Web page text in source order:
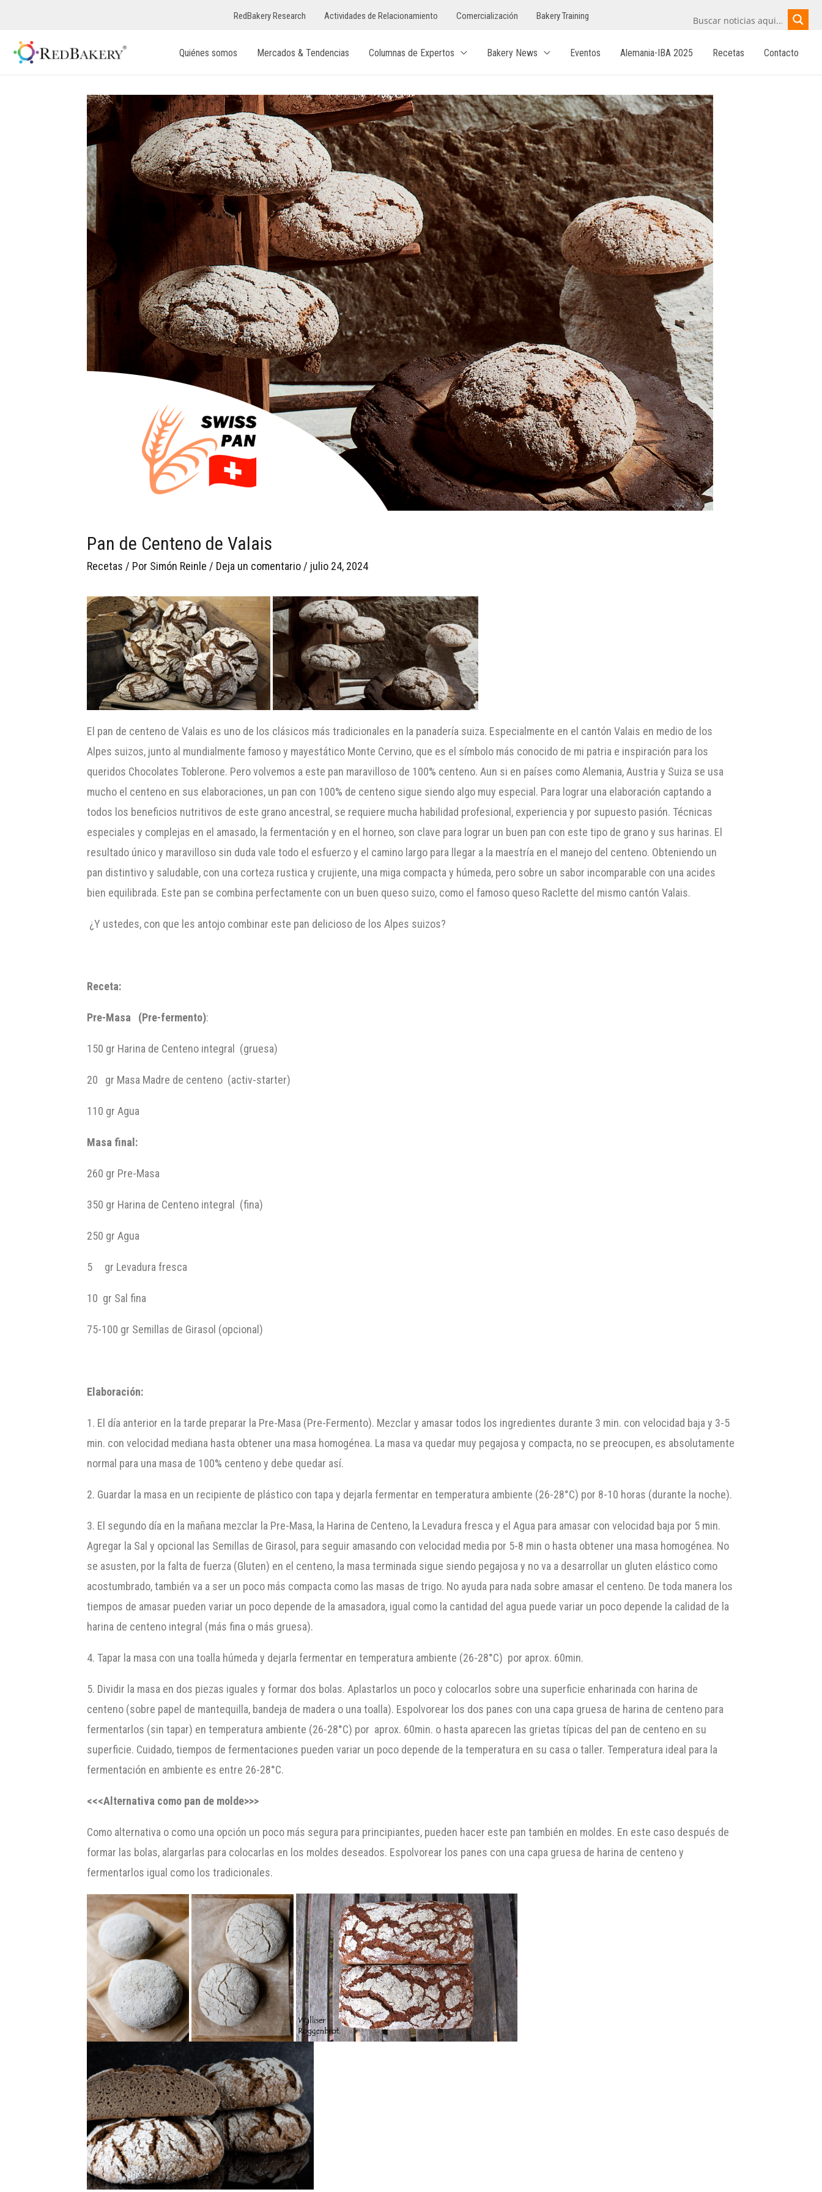
RedBakery Research Actividades de Relacionamiento Comercialización Bakery Training
Quiénes somos Mercados & Tendencias Columnas de Expertos Bakery News Eventos Alemania-IBA 2025 Recetas Contacto
Pan de Centeno de Valais
Recetas / Por Simón Reinle / Deja un comentario / julio 24, 2024
El pan de centeno de Valais es uno de los clásicos más tradicionales en la panadería suiza. Especialmente en el cantón Valais en medio de los
Alpes suizos, junto al mundialmente famoso y mayestático Monte Cervino, que es el símbolo más conocido de mi patria e inspiración para los
queridos Chocolates Toblerone. Pero volvemos a este pan maravilloso de 100% centeno. Aun si en países como Alemania, Austria y Suiza se usa
mucho el centeno en sus elaboraciones, un pan con 100% de centeno sigue siendo algo muy especial. Para lograr una elaboración captando a
todos los beneficios nutritivos de este grano ancestral, se requiere mucha habilidad profesional, experiencia y por supuesto pasión. Técnicas
especiales y complejas en el amasado, la fermentación y en el horneo, son clave para lograr un buen pan con este tipo de grano y sus harinas. El
resultado único y maravilloso sin duda vale todo el esfuerzo y el camino largo para llegar a la maestría en el manejo del centeno. Obteniendo un
pan distintivo y saludable, con una corteza rustica y crujiente, una miga compacta y húmeda, pero sobre un sabor incomparable con una acides
bien equilibrada. Este pan se combina perfectamente con un buen queso suizo, como el famoso queso Raclette del mismo cantón Valais.
¿Y ustedes, con que les antojo combinar este pan delicioso de los Alpes suizos?
Receta:
Pre-Masa (Pre-fermento):
150 gr Harina de Centeno integral (gruesa)
20 gr Masa Madre de centeno (activ-starter)
110 gr Agua
Masa final:
260 gr Pre-Masa
350 gr Harina de Centeno integral (fina)
250 gr Agua
5 gr Levadura fresca
10 gr Sal fina
75-100 gr Semillas de Girasol (opcional)
Elaboración:
1. El día anterior en la tarde preparar la Pre-Masa (Pre-Fermento). Mezclar y amasar todos los ingredientes durante 3 min. con velocidad baja y 3-5
min. con velocidad mediana hasta obtener una masa homogénea. La masa va quedar muy pegajosa y compacta, no se preocupen, es absolutamente
normal para una masa de 100% centeno y debe quedar así.
2. Guardar la masa en un recipiente de plástico con tapa y dejarla fermentar en temperatura ambiente (26-28°C) por 8-10 horas (durante la noche).
3. El segundo día en la mañana mezclar la Pre-Masa, la Harina de Centeno, la Levadura fresca y el Agua para amasar con velocidad baja por 5 min.
Agregar la Sal y opcional las Semillas de Girasol, para seguir amasando con velocidad media por 5-8 min o hasta obtener una masa homogénea. No
se asusten, por la falta de fuerza (Gluten) en el centeno, la masa terminada sigue siendo pegajosa y no va a desarrollar un gluten elástico como
acostumbrado, también va a ser un poco más compacta como las masas de trigo. No ayuda para nada sobre amasar el centeno. De toda manera los
tiempos de amasar pueden variar un poco depende de la amasadora, igual como la cantidad del agua puede variar un poco depende la calidad de la
harina de centeno integral (más fina o más gruesa).
4. Tapar la masa con una toalla húmeda y dejarla fermentar en temperatura ambiente (26-28°C) por aprox. 60min.
5. Dividir la masa en dos piezas iguales y formar dos bolas. Aplastarlos un poco y colocarlos sobre una superficie enharinada con harina de
centeno (sobre papel de mantequilla, bandeja de madera o una toalla). Espolvorear los dos panes con una capa gruesa de harina de centeno para
fermentarlos (sin tapar) en temperatura ambiente (26-28°C) por aprox. 60min. o hasta aparecen las grietas típicas del pan de centeno en su
superficie. Cuidado, tiempos de fermentaciones pueden variar un poco depende de la temperatura en su casa o taller. Temperatura ideal para la
fermentación en ambiente es entre 26-28°C.
<<<Alternativa como pan de molde>>>
Como alternativa o como una opción un poco más segura para principiantes, pueden hacer este pan también en moldes. En este caso después de
formar las bolas, alargarlas para colocarlas en los moldes deseados. Espolvorear los panes con una capa gruesa de harina de centeno y
fermentarlos igual como los tradicionales.